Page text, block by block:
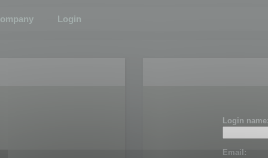
Login
Login
Email: